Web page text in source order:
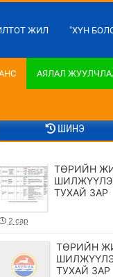
ЖИЛ "ХҮН
АЯЛАЛ
ШИНЭ
ТӨРИЙН
ТУХАЙ ЗАР
2 сар
ТӨРИЙН
ТУХАЙ ЗАР